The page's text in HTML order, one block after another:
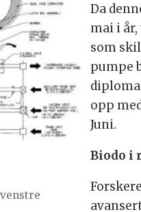
Da
mai i
som
pumpe
opp
Juni.
Biodo i